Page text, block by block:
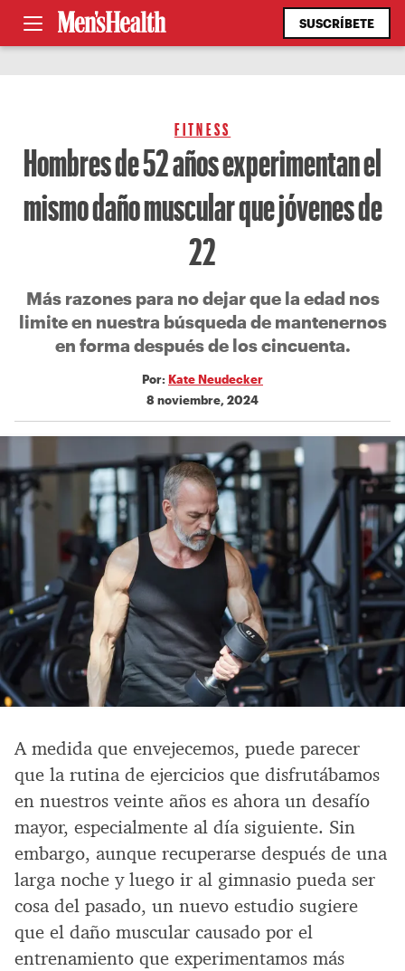
SUSCRÍBETE
FITNESS
Hombres de 52 años experimentan el
mismo daño muscular que jóvenes de
22
Más razones para no dejar que la edad nos
limite en nuestra búsqueda de mantenernos
en forma después de los cincuenta.
Por: Kate Neudecker
8 noviembre, 2024
A medida que envejecemos, puede parecer
que la rutina de ejercicios que disfrutábamos
en nuestros veinte años es ahora un desafío
mayor, especialmente al día siguiente. Sin
embargo, aunque recuperarse después de una
larga noche y luego ir al gimnasio pueda ser
cosa del pasado, un nuevo estudio sugiere
que el daño muscular causado por el
entrenamiento que experimentamos más